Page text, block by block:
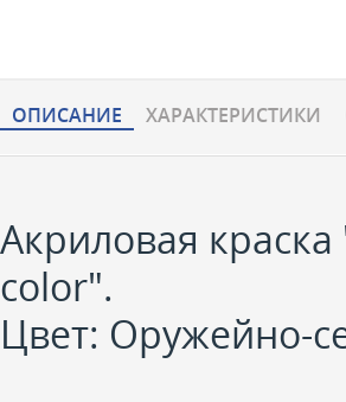
ОПИСАНИЕ ХАРАКТЕРИCТИКИ
Акриловая
color".
Цвет: Оружейно-